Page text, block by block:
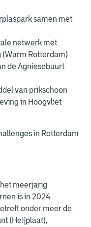
samen met
netwerk met
Rotterdam)
de Agniesebuurt
van prikschoon
in Hoogvliet
in Rotterdam
meerjarig
is in 2024
onder meer de
(Heijplaat),